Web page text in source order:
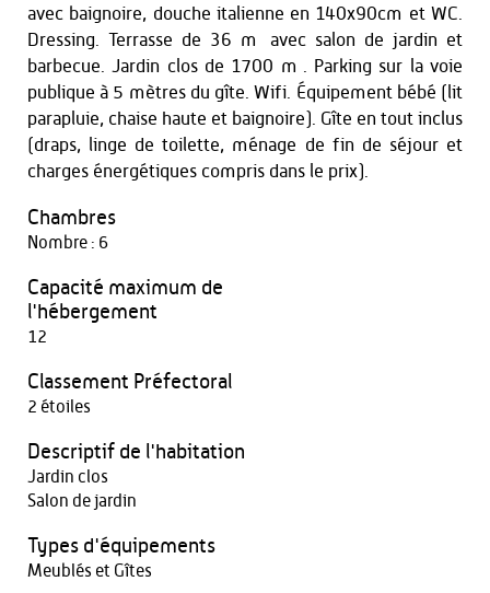
avec baignoire, douche italienne en 140x90cm et WC.
Dressing. Terrasse de 36 m² avec salon de jardin et
barbecue. Jardin clos de 1700 m². Parking sur la voie
publique à 5 mètres du gîte. Wifi. Équipement bébé (lit
parapluie, chaise haute et baignoire). Gîte en tout inclus
(draps, linge de toilette, ménage de fin de séjour et
charges énergétiques compris dans le prix).
Chambres
Nombre : 6
Capacité maximum de
l'hébergement
12
Classement Préfectoral
2 étoiles
Descriptif de l'habitation
Jardin clos
Salon de jardin
Types d'équipements
Meublés et Gîtes